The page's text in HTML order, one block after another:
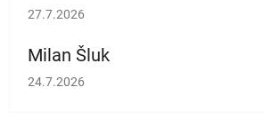
Hodnocení obchodu je 5 z 5 hvězdiček.
27.7.2026
Milan Šluk
Hodnocení obchodu je 5 z 5 hvězdiček.
24.7.2026